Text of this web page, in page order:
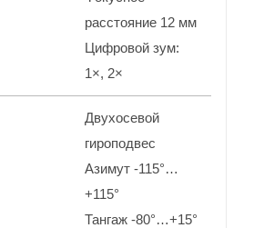
расстояние 12 мм
Цифровой зум:
1×, 2×
Двухосевой
гироподвес
Азимут -115°…
+115°
Тангаж -80°…+15°